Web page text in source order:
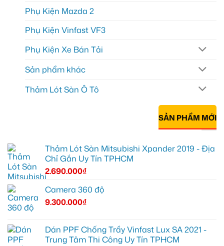
Phụ Kiện Mazda 2
Phụ Kiện Vinfast VF3
Phụ Kiện Xe Bán Tải
Sản phẩm khác
Thảm Lót Sàn Ô Tô
SẢN PHẨM MỚI
Thảm Lót Sàn Mitsubishi Xpander 2019 - Địa
Chỉ Gắn Uy Tín TPHCM
2.690.000₫
Camera 360 độ
9.300.000₫
Dán PPF Chống Trầy Vinfast Lux SA 2021 -
Trung Tâm Thi Công Uy Tín TPHCM